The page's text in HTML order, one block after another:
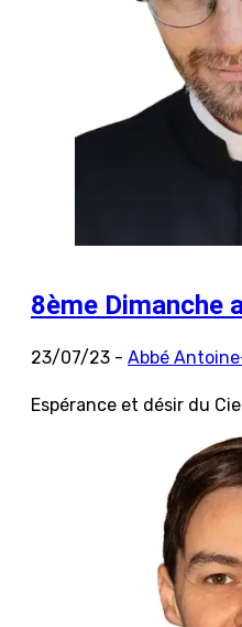
8ème Dimanche
23/07/23 - Abbé
Espérance et désir du